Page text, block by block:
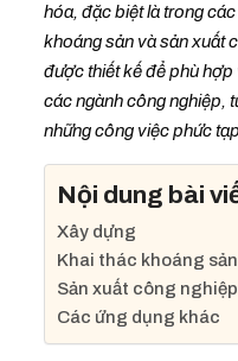
hóa, đặc biệt là trong
khoáng sản và sản xuất
được thiết kế để phù
các ngành công nghiệp,
những công việc phức
Nội dung bài
Xây dựng
Khai thác khoáng sản
Sản xuất công nghiệp
Các ứng dụng khác